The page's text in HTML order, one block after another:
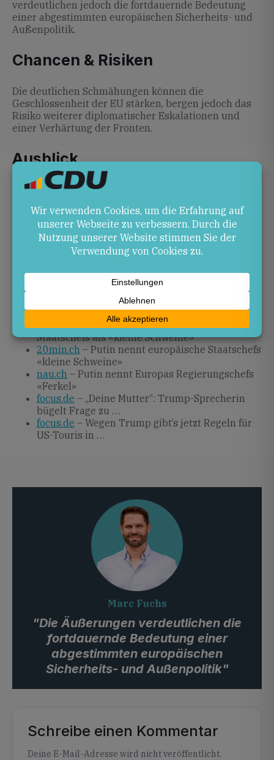
verdeutlichen jedoch die fortdauernde Bedeutung
einer abgestimmten europäischen Sicherheits- und
Außenpolitik.
Chancen & Risiken
Die deutlichen Schmähungen können die
Geschlossenheit der EU stärken, bergen jedoch das
Risiko weiterer diplomatischer Eskalationen und
einer Verhärtung der Fronten.
Ausblick
Es bleibt abzuwarten, wie die EU und die
reagieren. Ein kohärenter Umgang dürfte
entscheidend sein, um weitere Spannungen zu
vermeiden.
Quellen
– Wladimir Putin wettert gegen
Verbündete der Ukraine
lessentiel.lu– Putin greift europäische
Staatschefs als «kleine Schweine»
20min.ch – Putin nennt europäische Staatschefs
«kleine Schweine»
nau.ch – Putin nennt Europas Regierungschefs
«Ferkel»
focus.de – „Deine Mutter“: Trump-Sprecherin
bügelt Frage zu …
focus.de – Wegen Trump gibt’s jetzt Regeln für
US-Touris in …
Marc Fuchs
"Die Äußerungen verdeutlichen die
fortdauernde Bedeutung einer
abgestimmten europäischen
Sicherheits- und Außenpolitik"
Schreibe einen Kommentar
Deine E-Mail-Adresse wird nicht veröffentlicht.
Alternative: